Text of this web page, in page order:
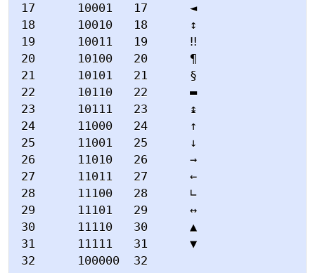
17      10001   17      ◄
18      10010   18      ↕
19      10011   19      ‼
20      10100   20      ¶
21      10101   21      §
22      10110   22      ▬
23      10111   23      ↨
24      11000   24      ↑
25      11001   25      ↓
26      11010   26      →
27      11011   27      ←
28      11100   28      ∟
29      11101   29      ↔
30      11110   30      ▲
31      11111   31      ▼
32      100000  32